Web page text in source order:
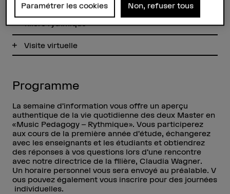
Les professeur-e-s et les collaboratrices de la
filière rythmique
Visite virtuelle
Programme
La semaine d’information vous offre un aperçu
authentique de la vie quotidienne des deux Master en
«Music Pedagogy – Rythmique». Vous participerez
aux cours de la première année d’étude, échangerez
avec les enseignants et les étudiants et obtiendrez
des réponses à vos questions lors d’une rencontre
avec notre directrice de la filière, Claudia Wagner.
Un horaire personnel vous sera envoyé au préalable. V
ous pouvez également vous inscrire pour des journées
individuelles.
Paramétrer les cookies Non, refuser tous